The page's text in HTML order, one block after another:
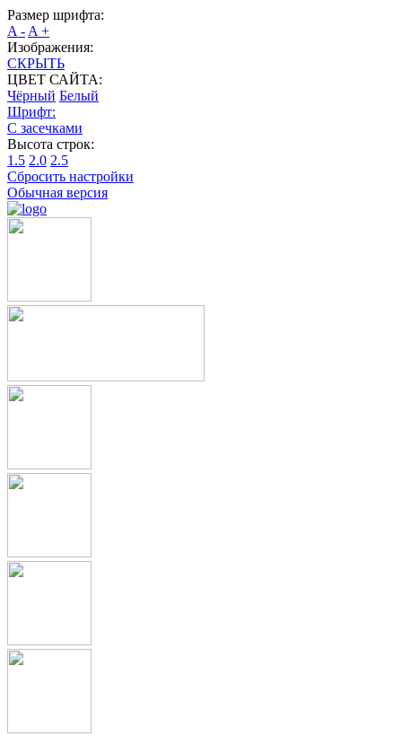
Размер шрифта:
A - A +
Изображения:
СКРЫТЬ
ЦВЕТ САЙТА:
Чёрный Белый
Шрифт:
С засечками
Высота строк:
1.5 2.0 2.5
Сбросить настройки
Обычная версия